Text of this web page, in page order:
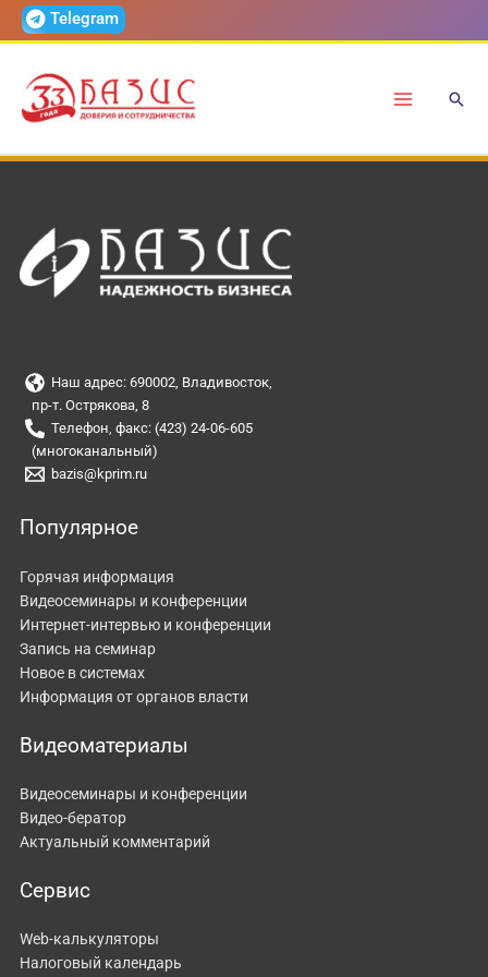
ПерейтиTelegram
Наш адрес: 690002, Владивосток,
пр-т. Острякова, 8
Телефон, факс: (423) 24-06-605
(многоканальный)
bazis@kprim.ru
Популярное
Горячая информация
Видеосеминары и конференции
Интернет-интервью и конференции
Запись на семинар
Новое в системах
Информация от органов власти
Видеоматериалы
Видеосеминары и конференции
Видео-бератор
Актуальный комментарий
Сервис
Web-калькуляторы
Налоговый календарь